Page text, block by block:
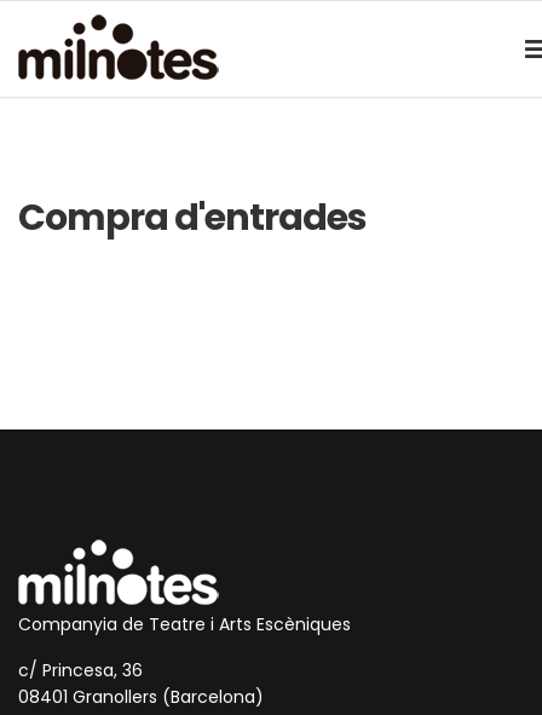
Compra d'entrades
Companyia de Teatre i Arts Escèniques
c/ Princesa, 36
08401 Granollers (Barcelona)